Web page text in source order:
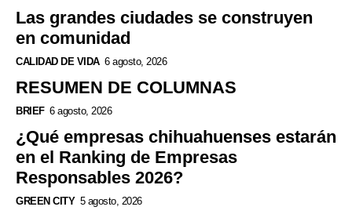
Las grandes ciudades se construyen
en comunidad
CALIDAD DE VIDA 6 agosto, 2026
RESUMEN DE COLUMNAS
BRIEF 6 agosto, 2026
¿Qué empresas chihuahuenses estarán
en el Ranking de Empresas
Responsables 2026?
GREEN CITY 5 agosto, 2026